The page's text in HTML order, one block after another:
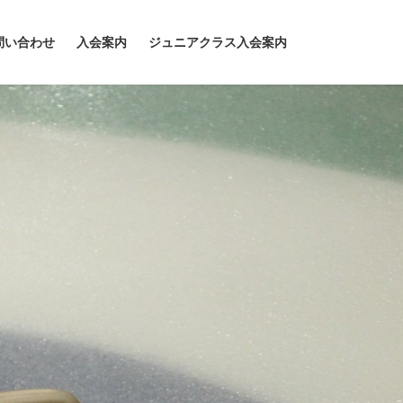
い合わせ 入会案内 ジュニアクラス入会案内